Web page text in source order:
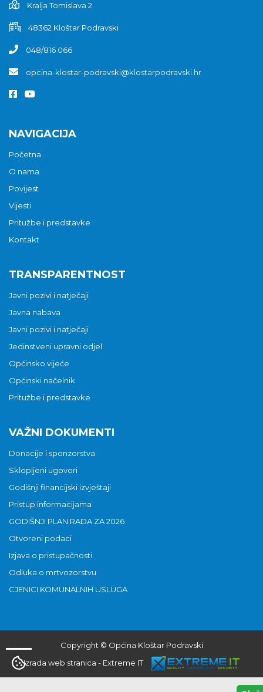
Kralja Tomislava 2
48362 Kloštar Podravski
048/816 066
opcina-klostar-podravski@klostarpodravski.hr
NAVIGACIJA
Početna
O nama
Povijest
Vijesti
Pritužbe i predstavke
Kontakt
TRANSPARENTNOST
Javni pozivi i natječaji
Javna nabava
Javni pozivi i natječaji
Jedinstveni upravni odjel
Općinsko vijeće
Općinski načelnik
Pritužbe i predstavke
VAŽNI DOKUMENTI
Donacije i sponzorstva
Sklopljeni ugovori
Godišnji financijski izvještaji
Pristup informacijama
GODIŠNJI PLAN RADA ZA 2026
Otvoreni podaci
Izjava o pristupačnosti
Odluka o mrtvozorstvu
CJENICI KOMUNALNIH USLUGA
Copyright © Općina Kloštar Podravski
Izrada web stranica - Extreme IT